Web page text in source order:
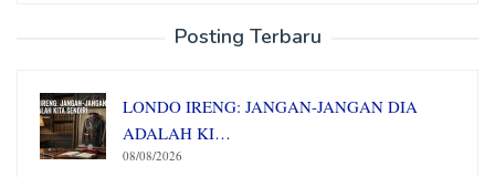
Posting Terbaru
LONDO IRENG: JANGAN-JANGAN DIA
ADALAH KI…
08/08/2026